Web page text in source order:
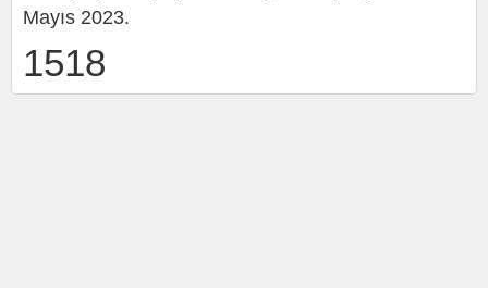
Mayıs 2023.
1518